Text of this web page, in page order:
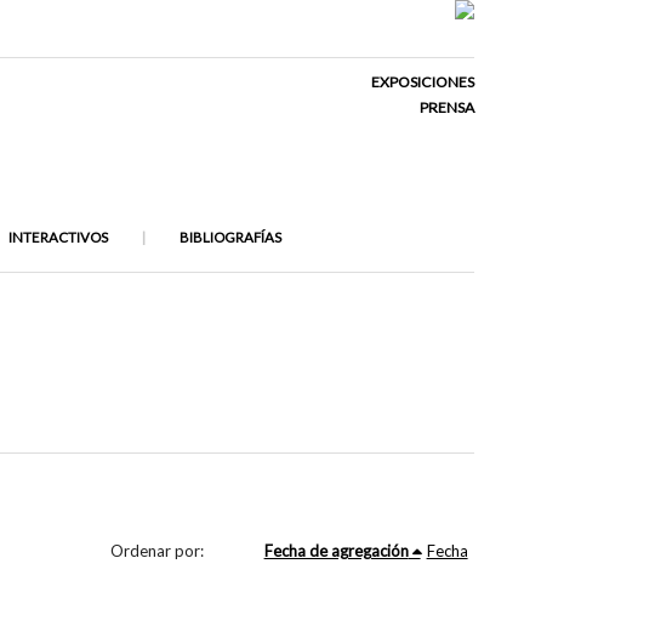
EXPOSICIONES
PRENSA
INTERACTIVOS BIBLIOGRAFÍAS
Ordenar por: Fecha de agregación Fecha